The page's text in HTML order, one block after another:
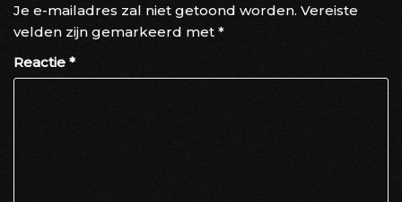
Je e-mailadres zal niet getoond worden. Vereiste
velden zijn gemarkeerd met *
Reactie *